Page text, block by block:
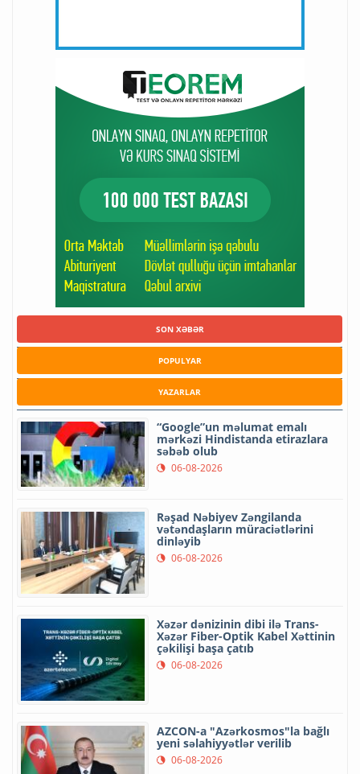
SON XƏBƏR
POPULYAR
YAZARLAR
“Google”un məlumat emalı
mərkəzi Hindistanda etirazlara
səbəb olub
06-08-2026
Rəşad Nəbiyev Zəngilanda
vətəndaşların müraciətlərini
dinləyib
06-08-2026
Xəzər dənizinin dibi ilə Trans-
Xəzər Fiber-Optik Kabel Xəttinin
çəkilişi başa çatıb
06-08-2026
AZCON-a "Azərkosmos"la bağlı
yeni səlahiyyətlər verilib
06-08-2026